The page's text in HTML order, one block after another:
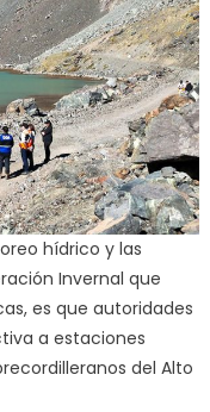
hídrico y las
Invernal que
es que autoridades
a estaciones
del Alto